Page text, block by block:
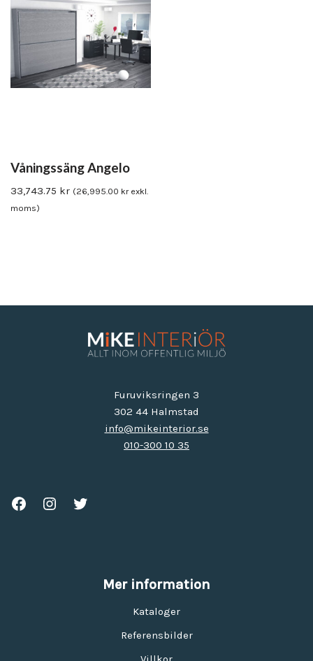
Våningssäng Angelo
33,743.75 kr (26,995.00 krexkl.
moms)
Furuviksringen 3
302 44 Halmstad
info@mikeinterior.se
010-300 10 35
Mer information
Kataloger
Referensbilder